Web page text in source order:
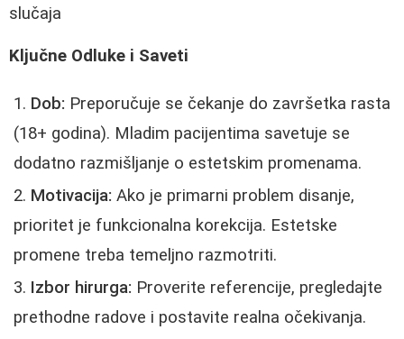
slučaja
Ključne Odluke i Saveti
Dob: Preporučuje se čekanje do završetka rasta
(18+ godina). Mladim pacijentima savetuje se
dodatno razmišljanje o estetskim promenama.
Motivacija: Ako je primarni problem disanje,
prioritet je funkcionalna korekcija. Estetske
promene treba temeljno razmotriti.
Izbor hirurga: Proverite referencije, pregledajte
prethodne radove i postavite realna očekivanja.